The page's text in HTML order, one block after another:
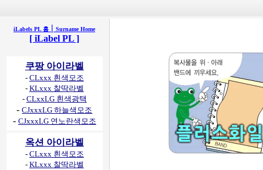
iLabels PL 홈 | Surname Home
[ iLabel PL ]
쿠팡 아이라벨
- CLxxx 흰색모조
- KLxxx 찰딱라벨
- CLxxLG 흰색광택
-CJxxxLG 하늘색모조
- CJxxxLG 연노란색모조
옥션 아이라벨
- CLxxx 흰색모조
- KLxxx 찰딱라벨